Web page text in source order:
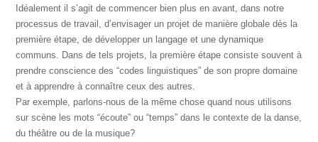
Idéalement il s’agit de commencer bien plus en avant, dans notre
processus de travail, d’envisager un projet de manière globale dès la
première étape, de développer un langage et une dynamique
communs. Dans de tels projets, la première étape consiste souvent à
prendre conscience des “codes linguistiques” de son propre domaine
et à apprendre à connaître ceux des autres.
Par exemple, parlons-nous de la même chose quand nous utilisons
sur scène les mots “écoute” ou “temps” dans le contexte de la danse,
du théâtre ou de la musique?